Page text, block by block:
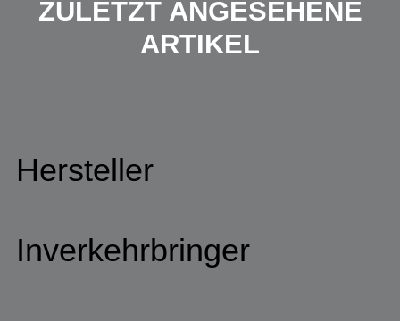
ZULETZT ANGESEHENE
ARTIKEL
Hersteller
Inverkehrbringer